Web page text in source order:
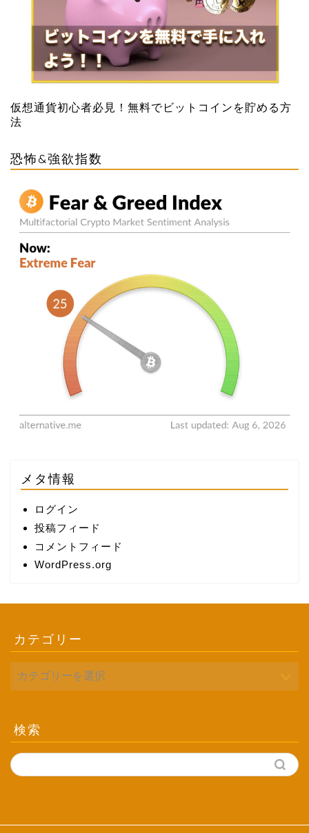
仮想通貨初心者必見！無料でビットコインを貯める方
法
恐怖&強欲指数
メタ情報
ログイン
投稿フィード
コメントフィード
WordPress.org
カテゴリー
検索